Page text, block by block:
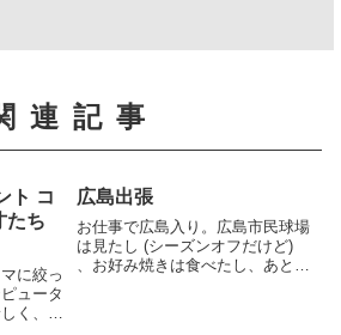
連記事
ト コ
たち
に絞っ
ュータ
く、棋
広島出張
お仕事で広島入り。広島市民球場
は見たし (シーズンオフだけど)
、お好み焼きは食べたし、あとは